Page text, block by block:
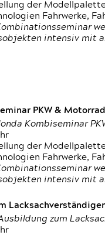
der
Fahrwerke,
intensiv mit
PKW &
Kombiseminar
der
Fahrwerke,
intensiv mit
zum